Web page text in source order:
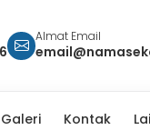
Almat Email
Galeri Kontak